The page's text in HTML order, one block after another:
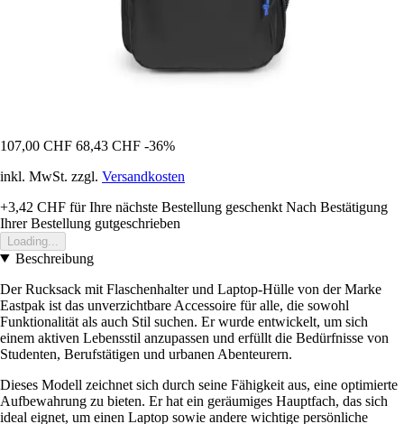
107,00 CHF 68,43 CHF -36%
inkl. MwSt. zzgl. Versandkosten
+3,42 CHF für Ihre nächste Bestellung geschenkt Nach Bestätigung
Ihrer Bestellung gutgeschrieben
Loading...
Beschreibung
Der Rucksack mit Flaschenhalter und Laptop-Hülle von der Marke
Eastpak ist das unverzichtbare Accessoire für alle, die sowohl
Funktionalität als auch Stil suchen. Er wurde entwickelt, um sich
einem aktiven Lebensstil anzupassen und erfüllt die Bedürfnisse von
Studenten, Berufstätigen und urbanen Abenteurern.
Dieses Modell zeichnet sich durch seine Fähigkeit aus, eine optimierte
Aufbewahrung zu bieten. Er hat ein geräumiges Hauptfach, das sich
ideal eignet, um einen Laptop sowie andere wichtige persönliche